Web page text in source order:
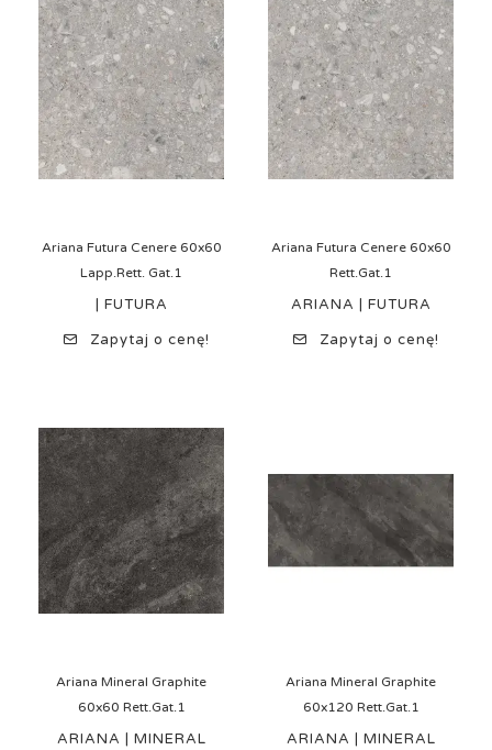
Ariana Futura Cenere 60x60
Lapp.Rett. Gat.1
| FUTURA
Zapytaj o cenę!
Ariana Futura Cenere 60x60
Rett.Gat.1
ARIANA | FUTURA
Zapytaj o cenę!
Ariana Mineral Graphite
60x60 Rett.Gat.1
ARIANA | MINERAL
Ariana Mineral Graphite
60x120 Rett.Gat.1
ARIANA | MINERAL